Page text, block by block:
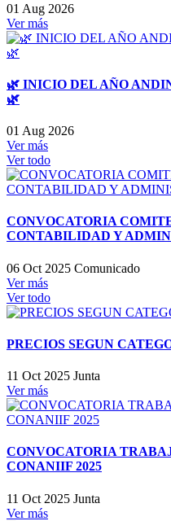
01 Aug 2026
Ver más
🌿 INICIO DEL AÑO
🌿
01 Aug 2026
Ver más
Ver todo
CONVOCATORIA
CONTABILIDAD Y
06 Oct 2025 Comunicado
Ver más
Ver todo
PRECIOS SEGUN
11 Oct 2025 Junta
Ver más
CONVOCATORIA
CONANIIF 2025
11 Oct 2025 Junta
Ver más